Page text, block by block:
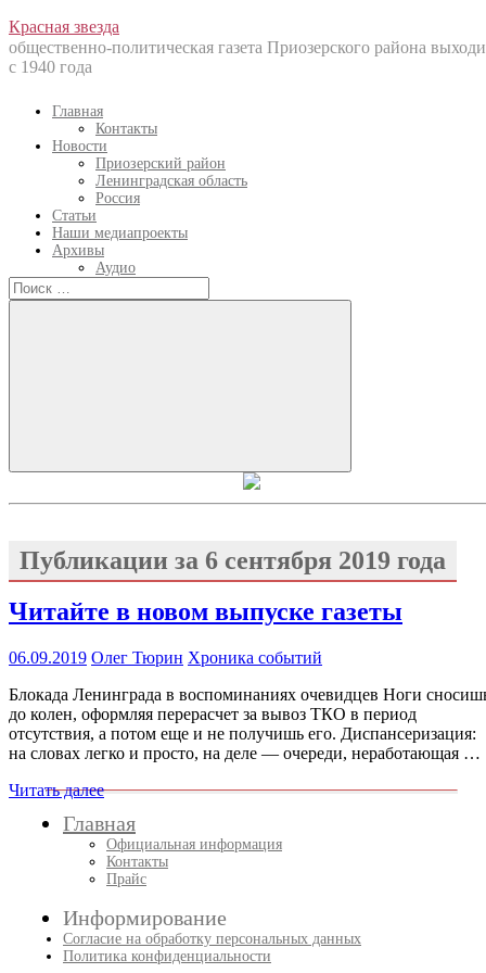
Перейти
к
содержанию
Красная звезда
общественно-политическая газета Приозерского района
с 1940 года
Главная
Контакты
Новости
Приозерский район
Ленинградская область
Россия
Статьи
Наши медиапроекты
Архивы
Аудио
Искать:
Искать
Публикации за 6 сентября 2019 года
Читайте в новом выпуске газеты
06.09.2019 Олег Тюрин Хроника событий
Блокада Ленинграда в воспоминаниях очевидцев Ноги
до колен, оформляя перерасчет за вывоз ТКО в период
отсутствия, а потом еще и не получишь его. Диспансеризация:
на словах легко и просто, на деле — очереди, неработающая …
Читать далее
Главная
Официальная информация
Контакты
Прайс
Информирование
Согласие на обработку персональных данных
Политика конфиденциальности